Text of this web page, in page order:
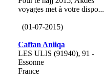
voyages met à votre dispo...
(01-07-2015)
Caftan Aniiqa
LES ULIS (91940), 91 -
Essonne
France